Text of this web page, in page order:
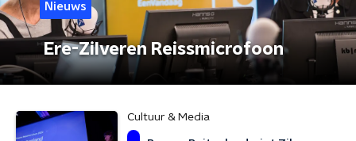
Nieuws
Ere-Zilveren Reissmicrofoon
Cultuur & Media